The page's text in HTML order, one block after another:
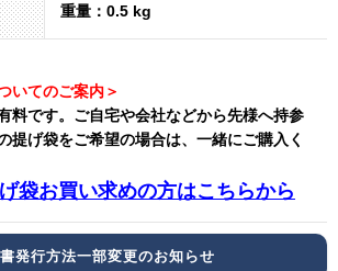
重量：0.5 kg
いてのご案内＞
料です。 ご自宅や会社などから先様へ持参
提げ袋をご希望の場合は、一緒にご購入く
袋お買い求めの方はこちらから
発行方法一部変更のお知らせ